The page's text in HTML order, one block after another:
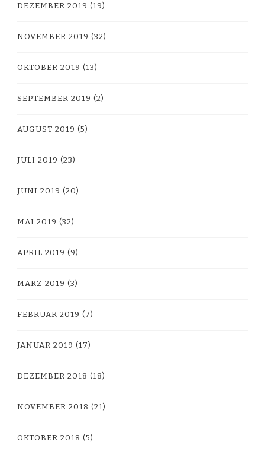
DEZEMBER 2019 (19)
NOVEMBER 2019 (32)
OKTOBER 2019 (13)
SEPTEMBER 2019 (2)
AUGUST 2019 (5)
JULI 2019 (23)
JUNI 2019 (20)
MAI 2019 (32)
APRIL 2019 (9)
MÄRZ 2019 (3)
FEBRUAR 2019 (7)
JANUAR 2019 (17)
DEZEMBER 2018 (18)
NOVEMBER 2018 (21)
OKTOBER 2018 (5)